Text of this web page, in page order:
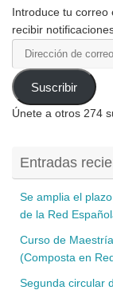
Introduce tu
recibir
Dirección
de
correo
electrónico
Suscribir
Únete a otros 274
Entradas
Se amplia el
de la Red
Curso de
(Composta en
Segunda circular